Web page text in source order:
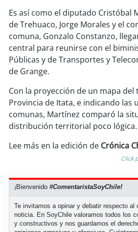
soychiloé
Es así como el diputado Cristóbal
de Trehuaco, Jorge Morales y el
comuna, Gonzalo Constanzo,
central para reunirse con el
Públicas y de Transportes y
de Grange.
Con la proyección de un mapa
Provincia de Itata, e indicando las
comunas, Martínez comparó la
distribución territorial poco lógica.
Lee más en la edición de Crónica
Click
¡Bienvenido#ComentaristaSoyChile!
Te invitamos a opinar y debatir respecto al
noticia. En SoyChile valoramos todos los
y constructivos y nos guardamos el